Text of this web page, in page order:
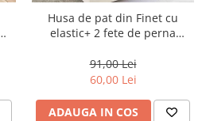
Husa de pat din Finet cu
elastic+ 2 fete de perna
91,00 Lei
60,00 Lei
ADAUGA IN COS